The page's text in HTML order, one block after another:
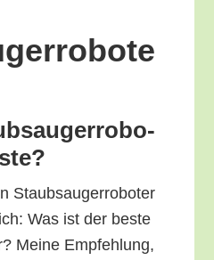
Staub­sauger­ro­bo­ter
Was ist der bes­te
Mei­ne Emp­feh­lung,